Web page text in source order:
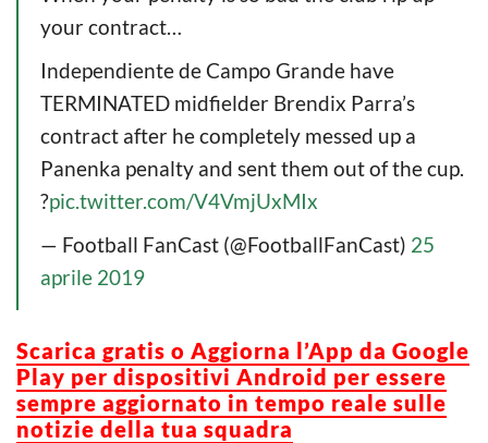
your contract…
Independiente de Campo Grande have
TERMINATED midfielder Brendix Parra’s
contract after he completely messed up a
Panenka penalty and sent them out of the cup.
?pic.twitter.com/V4VmjUxMIx
— Football FanCast (@FootballFanCast) 25
aprile 2019
Scarica gratis o Aggiorna l’App da Google
Play per dispositivi Android per essere
sempre aggiornato in tempo reale sulle
notizie della tua squadra